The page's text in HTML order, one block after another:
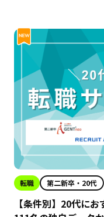
転職 第二新卒・20代
【条件別】20代に